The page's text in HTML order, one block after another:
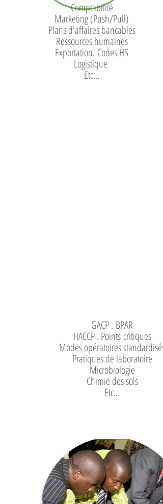
Comptabilité
Marketing (Push/Pull)
Plans d'affaires bancables
Ressources humaines
Exportation. Codes HS
Logistique
Etc...
GACP . BPAR
HACCP . Points critiques
Modes opératoires standardisés
Pratiques de laboratoire
Microbiologie
Chimie des sols
Etc...